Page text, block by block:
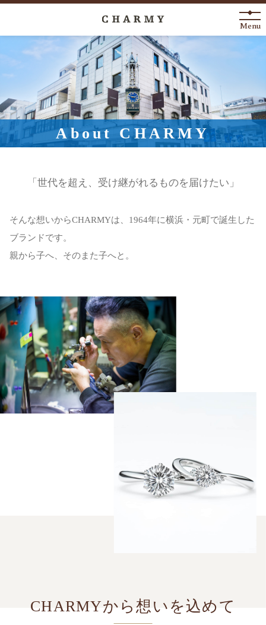
New Arrival
About
Engagement Ring
Marriage Ring
JA EN CH KO
Menu
About CHARMY
「世代を超え、受け継がれるものを届けたい」
そんな想いからCHARMYは、1964年に横浜・元町で誕生した
ブランドです。
親から子へ、そのまた子へと。
CHARMYから想いを込めて